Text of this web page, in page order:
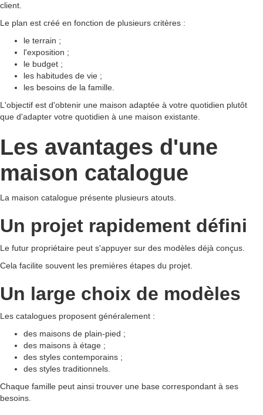
client.
Le plan est créé en fonction de plusieurs critères :
le terrain ;
l'exposition ;
le budget ;
les habitudes de vie ;
les besoins de la famille.
L'objectif est d'obtenir une maison adaptée à votre quotidien plutôt
que d'adapter votre quotidien à une maison existante.
Les avantages d'une
maison catalogue
La maison catalogue présente plusieurs atouts.
Un projet rapidement défini
Le futur propriétaire peut s'appuyer sur des modèles déjà conçus.
Cela facilite souvent les premières étapes du projet.
Un large choix de modèles
Les catalogues proposent généralement :
des maisons de plain-pied ;
des maisons à étage ;
des styles contemporains ;
des styles traditionnels.
Chaque famille peut ainsi trouver une base correspondant à ses
besoins.